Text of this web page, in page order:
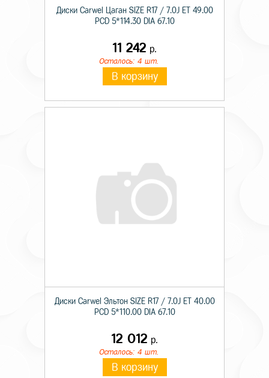
Диски Carwel Цаган SIZE R17 / 7.0J ET 49.00
PCD 5*114.30 DIA 67.10
11 242 р.
Осталось: 4 шт.
В корзину
Диски Carwel Эльтон SIZE R17 / 7.0J ET 40.00
PCD 5*110.00 DIA 67.10
12 012 р.
Осталось: 4 шт.
В корзину